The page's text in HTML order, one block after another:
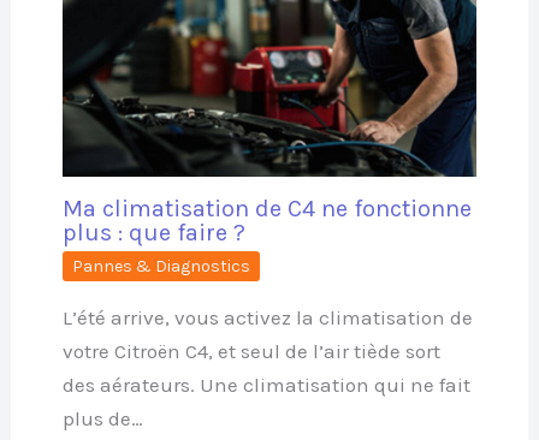
Ma climatisation de C4 ne fonctionne
plus : que faire ?
Pannes & Diagnostics
L’été arrive, vous activez la climatisation de
votre Citroën C4, et seul de l’air tiède sort
des aérateurs. Une climatisation qui ne fait
plus de…